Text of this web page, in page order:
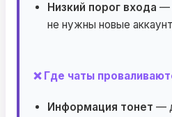
Низкий порог входа —
не нужны новые
❌ Где чаты
Информация тонет —